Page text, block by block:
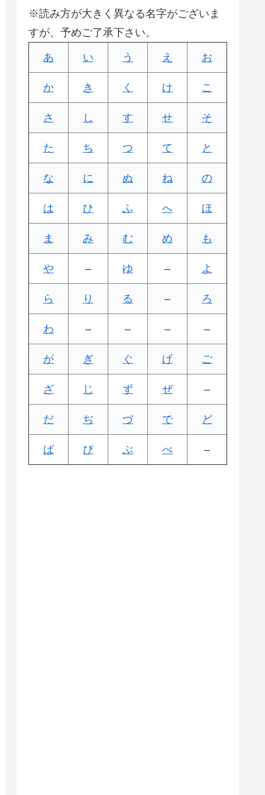
※読み方が大きく異なる名字がございま
すが、予めご了承下さい。
あ い う え お
か き く け こ
さ し す せ そ
た ち つ て と
な に ぬ ね の
は ひ ふ へ ほ
ま み む め も
や – ゆ – よ
ら り る – ろ
わ – – – –
が ぎ ぐ げ ご
ざ じ ず ぜ –
だ ぢ づ で ど
ば び ぶ べ –